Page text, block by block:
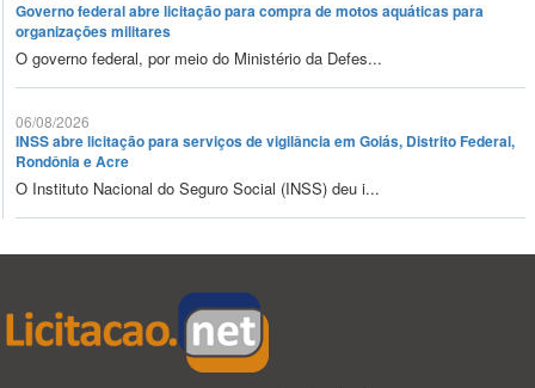
Governo federal abre licitação para compra de motos aquáticas para
organizações militares
O governo federal, por meio do Ministério da Defes...
06/08/2026
INSS abre licitação para serviços de vigilância em Goiás, Distrito Federal,
Rondônia e Acre
O Instituto Nacional do Seguro Social (INSS) deu i...